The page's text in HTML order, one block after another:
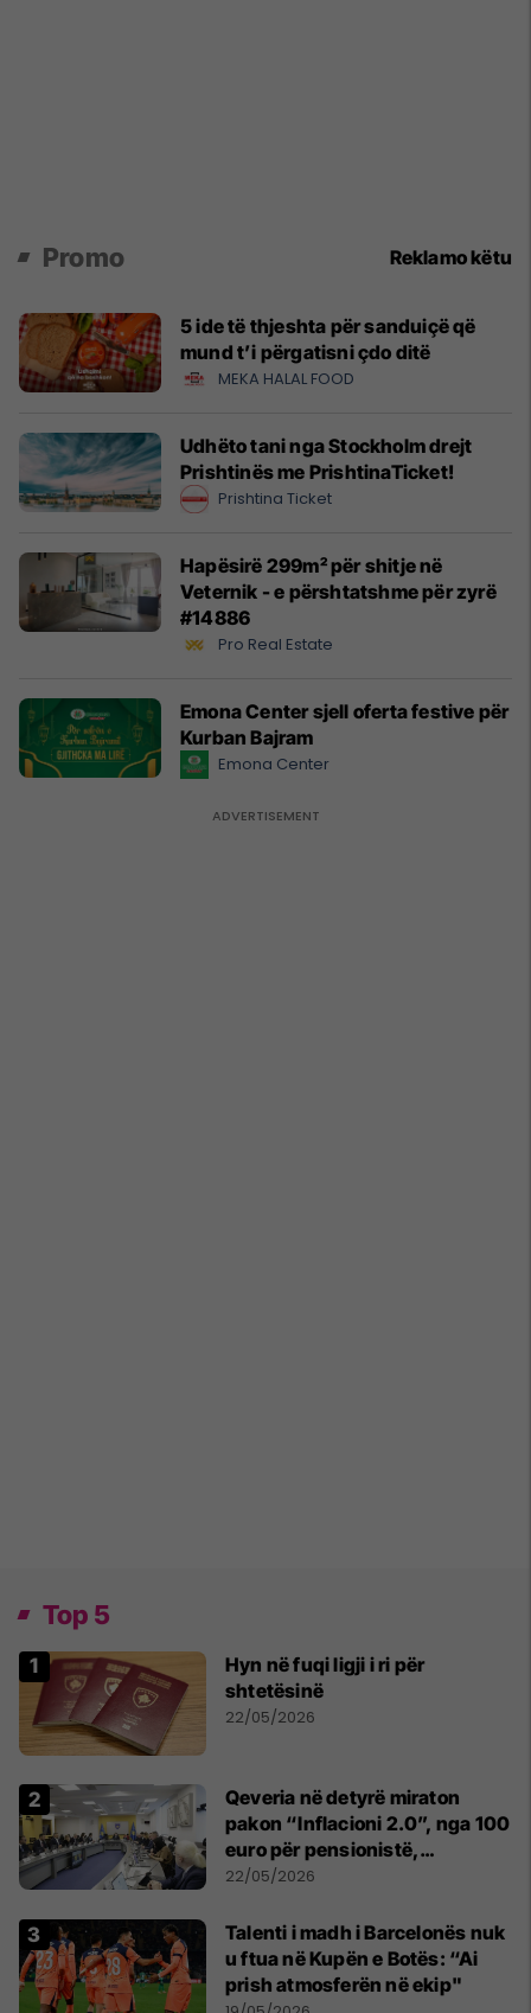
Promo Reklamo këtu
5 ide të thjeshta për sanduiçë që
mund t’i përgatisni çdo ditë
MEKA HALAL FOOD
Udhëto tani nga Stockholm drejt
Prishtinës me PrishtinaTicket!
Prishtina Ticket
Hapësirë 299m² për shitje në
Veternik - e përshtatshme për zyrë
#14886
Pro Real Estate
Emona Center sjell oferta festive për
Kurban Bajram
Emona Center
Top 5
Hyn në fuqi ligji i ri për
shtetësinë
22/05/2026
Qeveria në detyrë miraton
pakon “Inflacioni 2.0”, nga 100
euro për pensionistë,
punëtorët privat, fëmijë dhe
22/05/2026
Talenti i madh i Barcelonës nuk
u ftua në Kupën e Botës: “Ai
prish atmosferën në ekip"